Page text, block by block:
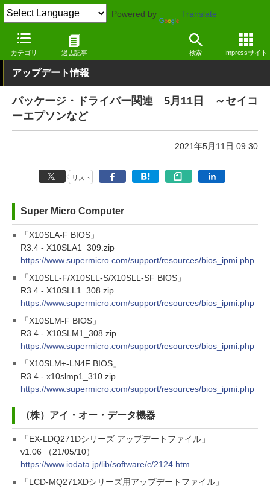
Powered by Translate
カテゴリ 過去記事 検索 Impressサイト
窓の杜 その他の話題 アップデート
アップデート情報
パッケージ・ドライバー関連 5月11日 ～セイコ
ーエプソンなど
2021年5月11日 09:30
リスト
Super Micro Computer
「X10SLA-F BIOS」
R3.4 - X10SLA1_309.zip
https://www.supermicro.com/support/resources/bios_ipmi.php
「X10SLL-F/X10SLL-S/X10SLL-SF BIOS」
R3.4 - X10SLL1_308.zip
https://www.supermicro.com/support/resources/bios_ipmi.php
「X10SLM-F BIOS」
R3.4 - X10SLM1_308.zip
https://www.supermicro.com/support/resources/bios_ipmi.php
「X10SLM+-LN4F BIOS」
R3.4 - x10slmp1_310.zip
https://www.supermicro.com/support/resources/bios_ipmi.php
（株）アイ・オー・データ機器
「EX-LDQ271Dシリーズ アップデートファイル」
v1.06 （21/05/10）
https://www.iodata.jp/lib/software/e/2124.htm
「LCD-MQ271XDシリーズ用アップデートファイル」